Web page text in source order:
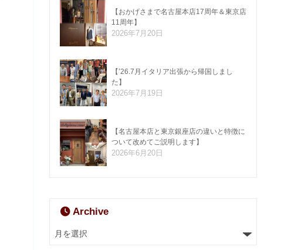
【おかげさまで名古屋本店17周年＆東京店
11周年】
2026年7月20日
【’26.7月イタリア出張から帰国しまし
た】
2026年7月19日
【名古屋本店と東京銀座店の違いと特徴に
ついて改めてご説明します】
2026年6月20日
Archive